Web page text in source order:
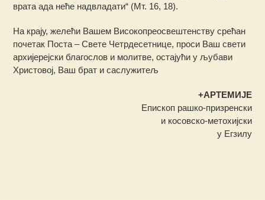
врата ада неће надвладати“ (Мт. 16, 18).
На крају, желећи Вашем Високопреосвештенству срећан
почетак Поста – Свете Четрдесетнице, проси Ваш свети
архијерејски благослов и молитве, остајући у љубави
Христовој, Ваш брат и саслужитељ
+АРТЕМИЈЕ
Епископ рашко-призренски
и косовско-метохијски
у Егзилу